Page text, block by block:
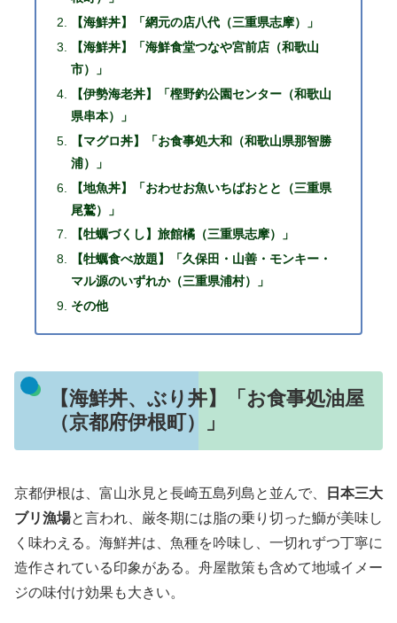
【海鮮丼】「網元の店八代（三重県志摩）」
【海鮮丼】「海鮮食堂つなや宮前店（和歌山
市）」
【伊勢海老丼】「樫野釣公園センター（和歌山
県串本）」
【マグロ丼】「お食事処大和（和歌山県那智勝
浦）」
【地魚丼】「おわせお魚いちばおとと（三重県
尾鷲）」
【牡蠣づくし】旅館橘（三重県志摩）」
【牡蠣食べ放題】「久保田・山善・モンキー・
マル源のいずれか（三重県浦村）」
その他
【海鮮丼、ぶり丼】「お食事処油屋
（京都府伊根町）」
京都伊根は、富山氷見と長崎五島列島と並んで、
日本三大
ブリ漁場と言われ、厳冬期には脂の乗り切った鰤が美味し
く味わえる。海鮮丼は、魚種を吟味し、一切れずつ丁寧に
造作されている印象がある。舟屋散策も含めて地域イメー
ジの味付け効果も大きい。